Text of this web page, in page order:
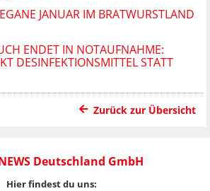
JANUAR IM BRATWURSTLAND
ENDET IN NOTAUFNAHME:
DESINFEKTIONSMITTEL STATT
Zurück zur Übersicht
Deutschland GmbH
Hier findest du uns: